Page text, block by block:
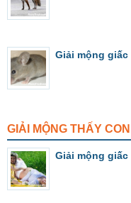
Giải mộng
GIẢI MỘNG THẤY
Giải mộng